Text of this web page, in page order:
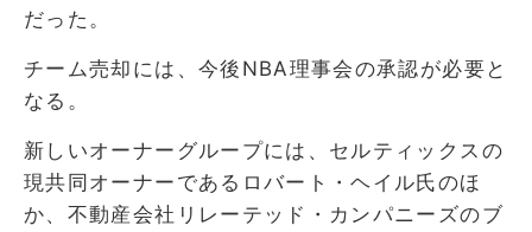
だった。
チーム売却には、今後NBA理事会の承認が必要と
なる。
新しいオーナーグループには、セルティックスの
現共同オーナーであるロバート・ヘイル氏のほ
か、不動産会社リレーテッド・カンパニーズのブ